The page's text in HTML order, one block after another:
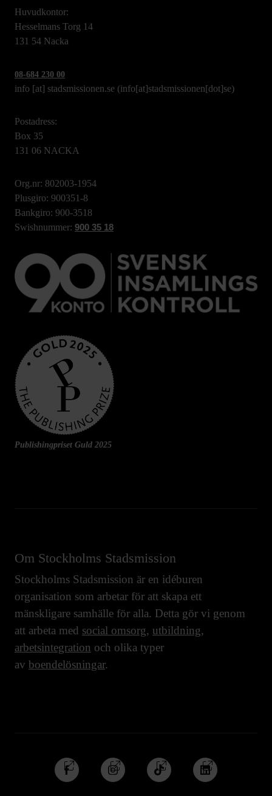
Huvudkontor:
Hesselmans Torg 14
131 54 Nacka
08-684 230 00
info [at] stadsmissionen.se (info[at]stadsmissionen[dot]se)
Postadress:
Box 35
131 06 NACKA
Org.nr: 802003-1954
Plusgiro: 900351-8
Bankgiro: 900-3518
Swishnummer: 900 35 18
Publishingpriset Guld 2025
Om Stockholms Stadsmission
Stockholms Stadsmission är en idéburen
organisation som arbetar för att skapa ett
mänskligare samhälle för alla. Detta gör vi genom
att arbeta med social omsorg, utbildning,
arbetsintegration och olika typer
av boendelösningar.
Följ
oss
Följ
oss
Följ
oss
Följ
oss